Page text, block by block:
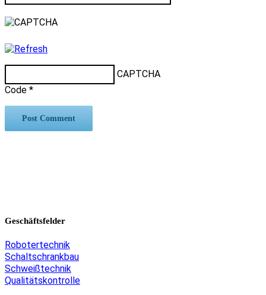
CAPTCHA
Code *
Geschäftsfelder
Robotertechnik
Schaltschrankbau
Schweißtechnik
Qualitätskontrolle